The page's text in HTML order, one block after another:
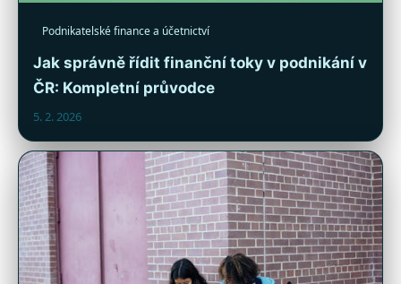
Podnikatelské finance a účetnictví
Jak správně řídit finanční toky v podnikání v
ČR: Kompletní průvodce
5. 2. 2026